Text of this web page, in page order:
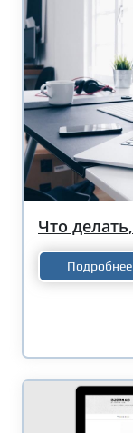
Что
Подробнее